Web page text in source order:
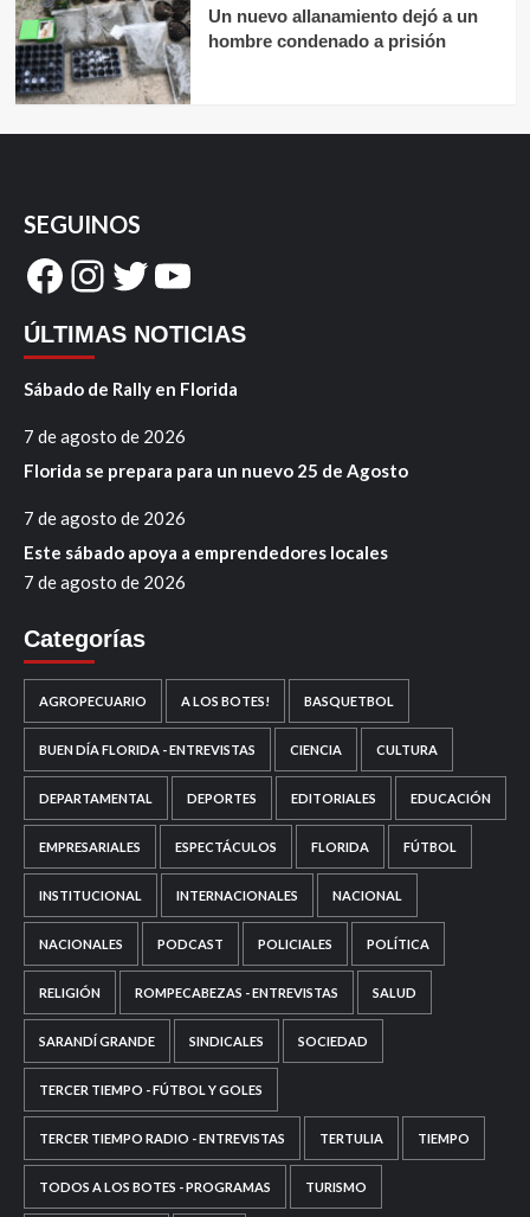
Un nuevo allanamiento dejó a un
hombre condenado a prisión
SEGUINOS
Facebook
Instagram
Twitter
YouTube
ÚLTIMAS NOTICIAS
Sábado de Rally en Florida
7 de agosto de 2026
Florida se prepara para un nuevo 25 de Agosto
7 de agosto de 2026
Este sábado apoya a emprendedores locales
7 de agosto de 2026
Categorías
AGROPECUARIO A LOS BOTES! BASQUETBOL
BUEN DÍA FLORIDA - ENTREVISTAS CIENCIA CULTURA
DEPARTAMENTAL DEPORTES EDITORIALES EDUCACIÓN
EMPRESARIALES ESPECTÁCULOS FLORIDA FÚTBOL
INSTITUCIONAL INTERNACIONALES NACIONAL
NACIONALES PODCAST POLICIALES POLÍTICA
RELIGIÓN ROMPECABEZAS - ENTREVISTAS SALUD
SARANDÍ GRANDE SINDICALES SOCIEDAD
TERCER TIEMPO - FÚTBOL Y GOLES
TERCER TIEMPO RADIO - ENTREVISTAS TERTULIA TIEMPO
TODOS A LOS BOTES - PROGRAMAS TURISMO